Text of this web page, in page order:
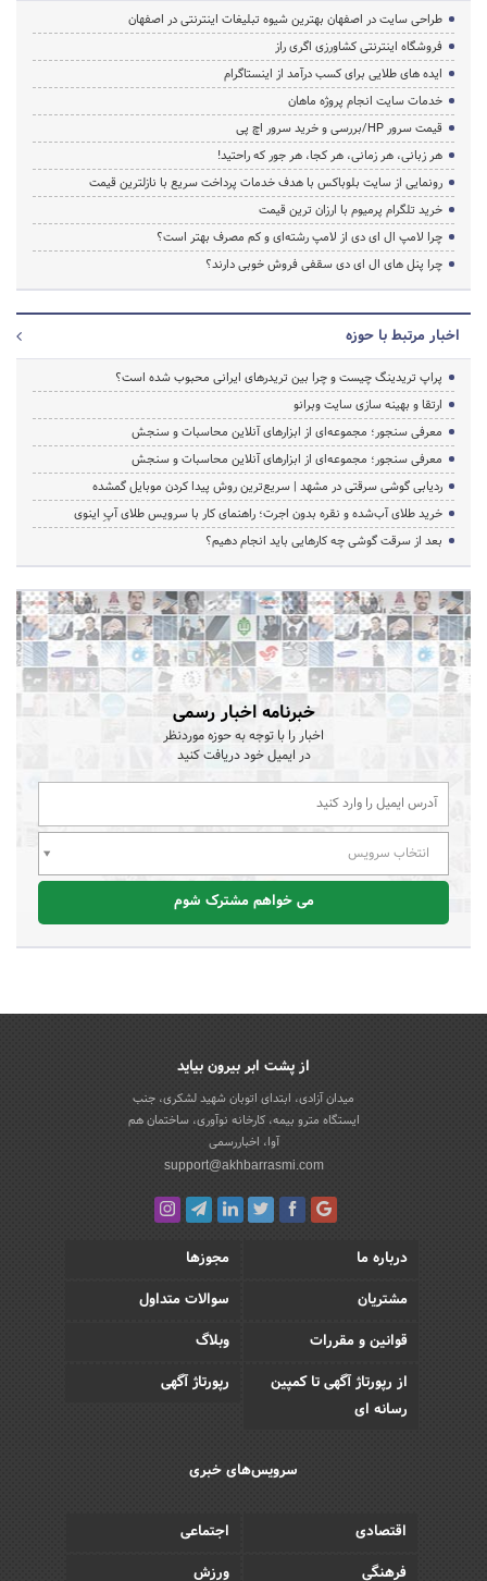
طراحی سایت در اصفهان بهترین شیوه تبلیغات اینترنتی در اصفهان
فروشگاه اینترنتی کشاورزی اگری راز
ایده های طلایی برای کسب درآمد از اینستاگرام
خدمات سایت انجام پروژه ماهان
قیمت سرور HP/بررسی و خرید سرور اچ پی
هر زبانی، هر زمانی، هر کجا، هر جور که راحتید!
رونمایی از سایت بلوباکس با هدف خدمات پرداخت سریع با نازلترین قیمت
خرید تلگرام پرمیوم با ارزان ترین قیمت
چرا لامپ ال ای دی از لامپ رشته‌ای و کم مصرف بهتر است؟
چرا پنل های ال ای دی سقفی فروش خوبی دارند؟
اخبار مرتبط با حوزه
پراپ تریدینگ چیست و چرا بین تریدرهای ایرانی محبوب شده است؟
ارتقا و بهینه سازی سایت وبرانو
معرفی سنجور؛ مجموعه‌ای از ابزارهای آنلاین محاسبات و سنجش
معرفی سنجور؛ مجموعه‌ای از ابزارهای آنلاین محاسبات و سنجش
ردیابی گوشی سرقتی در مشهد | سریع‌ترین روش پیدا کردن موبایل گمشده
خرید طلای آب‌شده و نقره بدون اجرت؛ راهنمای کار با سرویس طلای آپِ اینوی
بعد از سرقت گوشی چه کارهایی باید انجام دهیم؟
خبرنامه اخبار رسمی
اخبار را با توجه به حوزه موردنظر
در ایمیل خود دریافت کنید
انتخاب سرویس
می خواهم مشترک شوم
از پشت ابر بیرون بیاید
میدان آزادی، ابتدای اتوبان شهید لشکری، جنب
ایستگاه مترو بیمه، کارخانه نوآوری، ساختمان هم
آوا، اخباررسمی
support@akhbarrasmi.com
درباره ما
مجوزها
مشتریان
سوالات متداول
قوانین و مقررات
وبلاگ
از رپورتاژ آگهی تا کمپین
رسانه ای
رپورتاژ آگهی
سرویس‌های خبری
اقتصادی
اجتماعی
فرهنگی
ورزش